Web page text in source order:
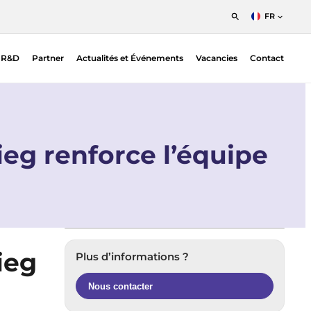
FR
English
Nederlands
Partner Actualités et Événements Vacancies Contact
renforce l’équipe
Plus d’informations ?
Nous contacter